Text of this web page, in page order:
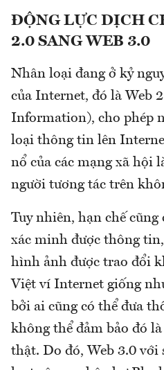
ĐỘNG LỰC DỊCH
2.0 SANG WEB 3.0
Nhân loại đang ở kỷ
của Internet, đó là Web
Information), cho phép
loại thông tin lên
nổ của các mạng xã hội
người tương tác trên
Tuy nhiên, hạn chế
xác minh được thông
hình ảnh được trao đổi
Việt ví Internet giống
bởi ai cũng có thể đưa
không thể đảm bảo đó
thật. Do đó, Web 3.0 với